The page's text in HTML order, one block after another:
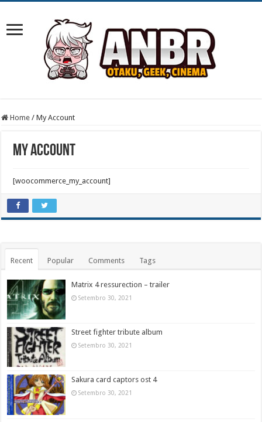
Home / My Account
My Account
[woocommerce_my_account]
Recent Popular Comments Tags
Matrix 4 ressurection – trailer
Setembro 30, 2021
Street fighter tribute album
Setembro 30, 2021
Sakura card captors ost 4
Setembro 30, 2021